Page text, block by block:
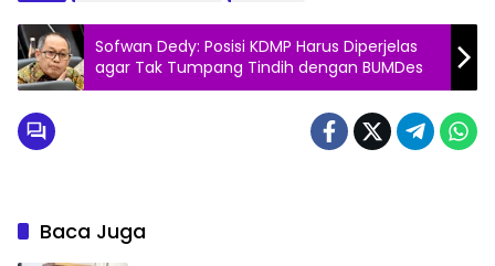
Sofwan Dedy: Posisi KDMP Harus Diperjelas
agar Tak Tumpang Tindih dengan BUMDes
Baca Juga